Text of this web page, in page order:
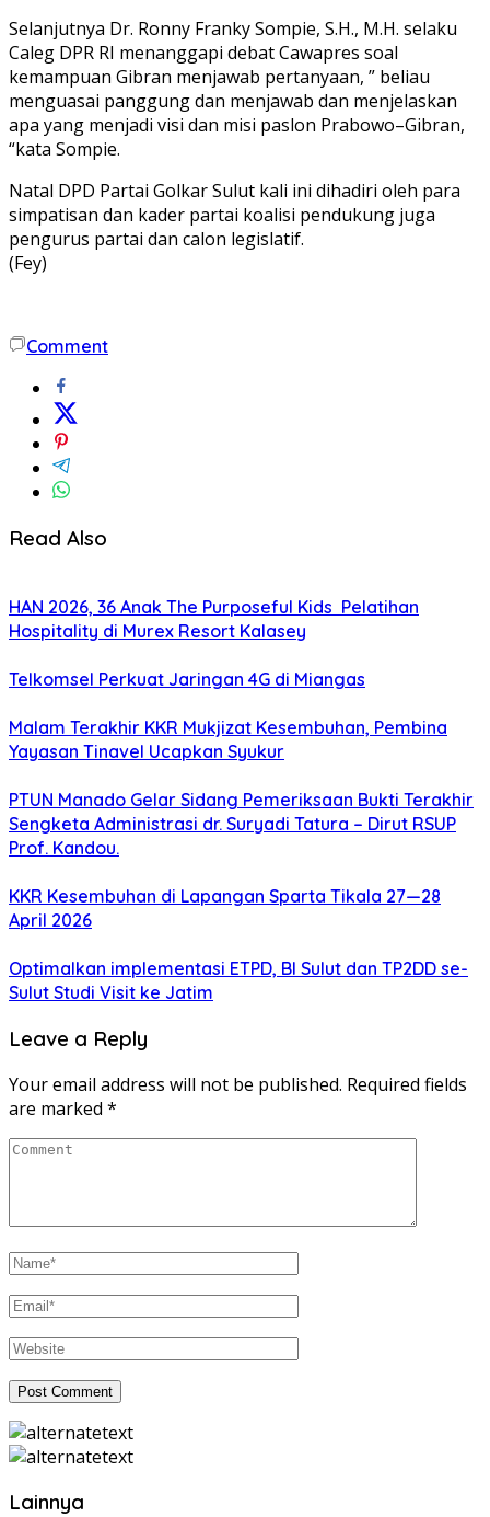
Selanjutnya Dr. Ronny Franky Sompie, S.H., M.H. selaku
Caleg DPR RI menanggapi debat Cawapres soal
kemampuan Gibran menjawab pertanyaan, ” beliau
menguasai panggung dan menjawab dan menjelaskan
apa yang menjadi visi dan misi paslon Prabowo–Gibran,
“kata Sompie.
Natal DPD Partai Golkar Sulut kali ini dihadiri oleh para
simpatisan dan kader partai koalisi pendukung juga
pengurus partai dan calon legislatif.
(Fey)
Comment
Read Also
HAN 2026, 36 Anak The Purposeful Kids Pelatihan
Hospitality di Murex Resort Kalasey
Telkomsel Perkuat Jaringan 4G di Miangas
Malam Terakhir KKR Mukjizat Kesembuhan, Pembina
Yayasan Tinavel Ucapkan Syukur
PTUN Manado Gelar Sidang Pemeriksaan Bukti Terakhir
Sengketa Administrasi dr. Suryadi Tatura – Dirut RSUP
Prof. Kandou.
KKR Kesembuhan di Lapangan Sparta Tikala 27—28
April 2026
Optimalkan implementasi ETPD, BI Sulut dan TP2DD se-
Sulut Studi Visit ke Jatim
Leave a Reply
Your email address will not be published. Required fields
are marked *
Lainnya